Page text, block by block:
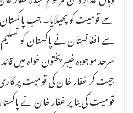
سے قومیت کو پھیلایا۔ جب پاکستان
سے افغانستان نے پاکستان کو
سرحد موجودہ خیبر پختون خواہ میں
جیت کر غفار خان کی قومیت پر
قومیت کی بنا پر غفار خان نے